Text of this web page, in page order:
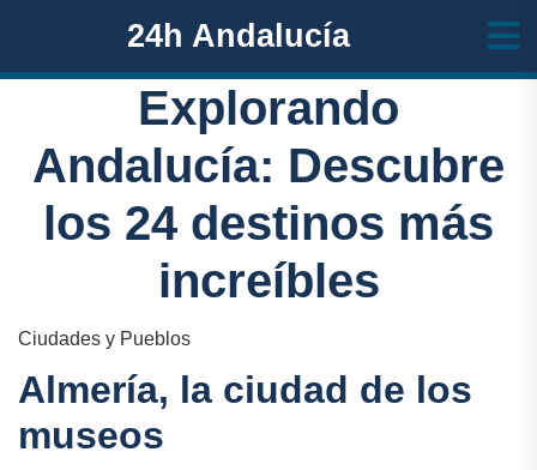
24h Andalucía
Explorando
Andalucía: Descubre
los 24 destinos más
increíbles
Ciudades y Pueblos
Almería, la ciudad de los
museos